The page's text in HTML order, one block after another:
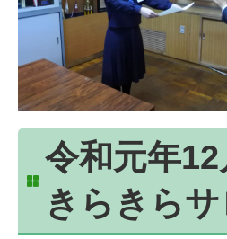
令和元年
きらきら